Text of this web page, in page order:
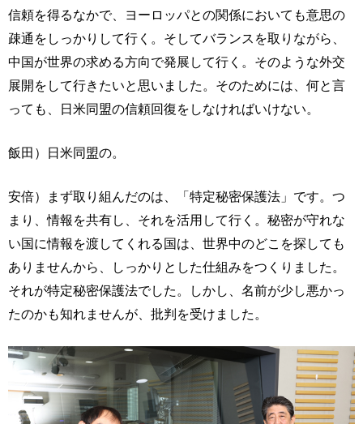
信頼を得るなかで、ヨーロッパとの関係においても意思の
疎通をしっかりして行く。そしてバランスを取りながら、
中国が世界の求める方向で発展して行く。そのような外交
展開をして行きたいと思いました。そのためには、何と言
っても、日米同盟の信頼回復をしなければいけない。
飯田）日米同盟の。
安倍）まず取り組んだのは、「特定秘密保護法」です。つ
まり、情報を共有し、それを活用して行く。秘密が守れな
い国に情報を渡してくれる国は、世界中のどこを探しても
ありませんから、しっかりとした仕組みをつくりました。
それが特定秘密保護法でした。しかし、名前が少し悪かっ
たのかも知れませんが、批判を受けました。